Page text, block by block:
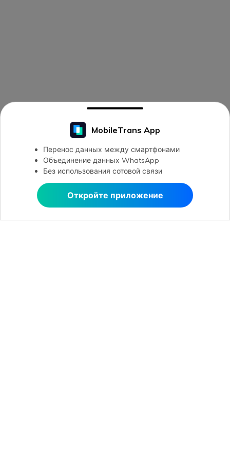
MobileTrans App
Перенос данных между смартфонами
Объединение данных WhatsApp
Без использования сотовой связи
Откройте приложение
Открыть в MobileTrans
Открыть в MobileTrans